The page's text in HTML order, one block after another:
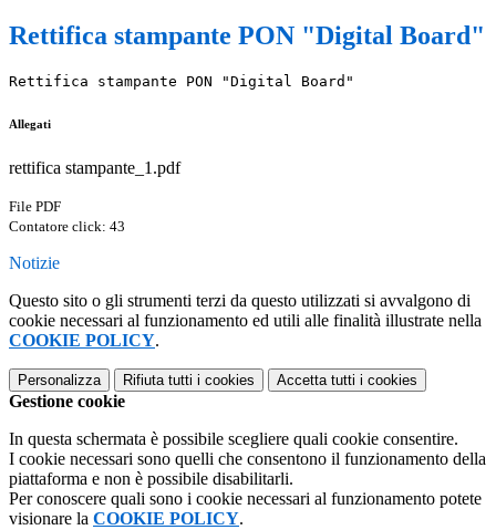
Rettifica stampante PON "Digital Board"
Rettifica stampante PON "Digital Board"
Allegati
rettifica stampante_1.pdf
File PDF
Contatore click: 43
Notizie
Questo sito o gli strumenti terzi da questo utilizzati si avvalgono di
cookie necessari al funzionamento ed utili alle finalità illustrate nella
COOKIE POLICY.
Personalizza Rifiuta tutti i cookies Accetta tutti i cookies
Gestione cookie
In questa schermata è possibile scegliere quali cookie consentire.
I cookie necessari sono quelli che consentono il funzionamento della
piattaforma e non è possibile disabilitarli.
Per conoscere quali sono i cookie necessari al funzionamento potete
visionare la COOKIE POLICY.